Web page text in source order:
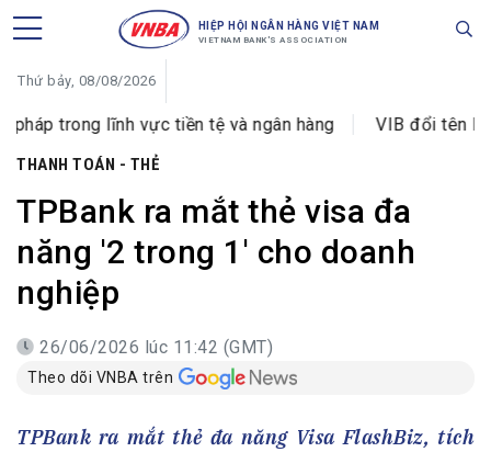
HIỆP HỘI NGÂN HÀNG VIỆT NAM
VIETNAM BANK'S ASSOCIATION
Thứ bảy, 08/08/2026
lĩnh vực tiền tệ và ngân hàng VIB đổi tên Phòng giao
THANH TOÁN - THẺ
TPBank ra mắt thẻ visa đa
năng '2 trong 1' cho doanh
nghiệp
26/06/2026 lúc 11:42 (GMT)
Theo dõi VNBA trên
TPBank ra mắt thẻ đa năng Visa FlashBiz, tích